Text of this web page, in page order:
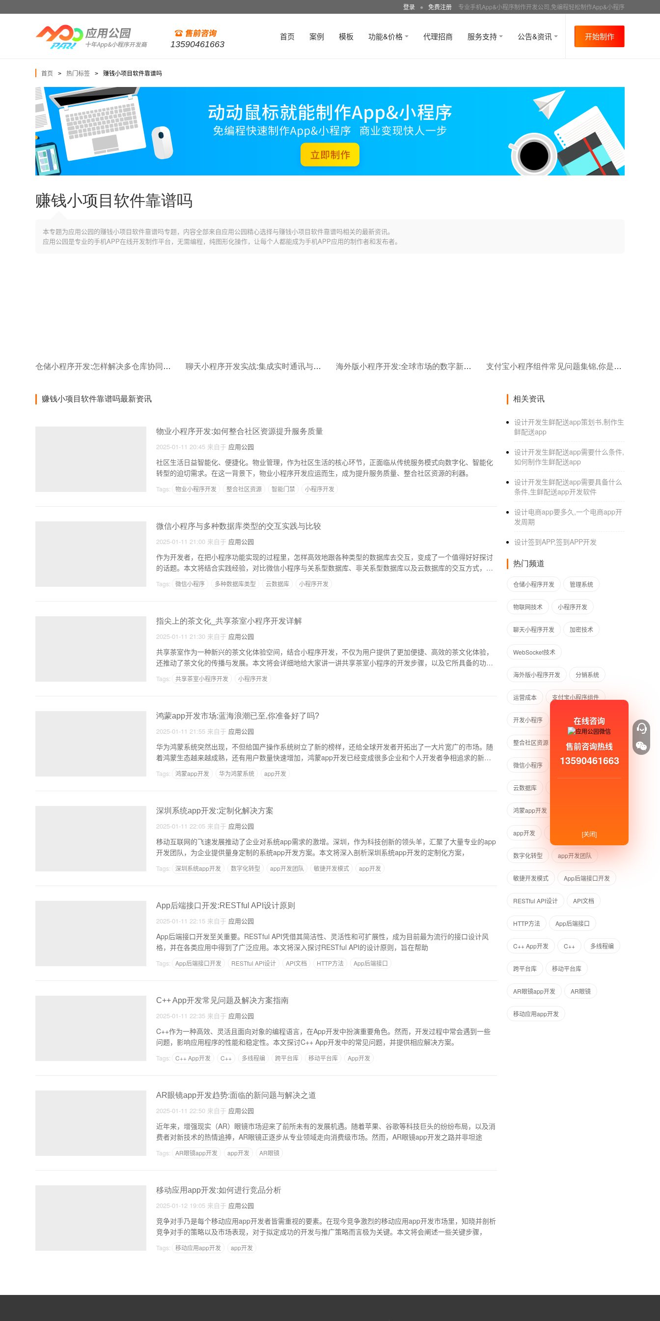
登录 ● 免费注册 专业手机App&小程序制作开发公司,免编程轻松制作App&小程序
13590461663
首页 案例 模板 功能&价格 代理招商 服务支持 公告&资讯 开始制作
首页 > 热门标签 > 赚钱小项目软件靠谱吗
赚钱小项目软件靠谱吗
本专题为应用公园的赚钱小项目软件靠谱吗专题，内容全部来自应用公园精心选择与赚钱小项目软件靠谱吗相关的最新资讯。
应用公园是专业的手机APP在线开发制作平台，无需编程，纯图形化操作，让每个人都能成为手机APP应用的制作者和发布者。
仓储小程序开发:怎样解决多仓库协同管理问题? 聊天小程序开发实战:集成实时通讯与消息加密 海外版小程序开发:全球市场的数字新门户 支付宝小程序组件常见问题集锦,你是否也遇到过?
赚钱小项目软件靠谱吗最新资讯
物业小程序开发:如何整合社区资源提升服务质量
2025-01-11 20:45 来自于 应用公园
社区生活日益智能化、便捷化。物业管理，作为社区生活的核心环节，正面临从传统服务模式向数字化、智能化
转型的迫切需求。在这一背景下，物业小程序开发应运而生，成为提升服务质量、整合社区资源的利器。
Tags: 物业小程序开发 整合社区资源 智能门禁 小程序开发
微信小程序与多种数据库类型的交互实践与比较
2025-01-11 21:00 来自于 应用公园
作为开发者，在把小程序功能实现的过程里，怎样高效地跟各种类型的数据库去交互，变成了一个值得好好探讨
的话题。本文将结合实践经验，对比微信小程序与关系型数据库、非关系型数据库以及云数据库的交互方式，为
Tags: 微信小程序 多种数据库类型 云数据库 小程序开发
指尖上的茶文化_共享茶室小程序开发详解
2025-01-11 21:30 来自于 应用公园
共享茶室作为一种新兴的茶文化体验空间，结合小程序开发，不仅为用户提供了更加便捷、高效的茶文化体验，
还推动了茶文化的传播与发展。本文将会详细地给大家讲一讲共享茶室小程序的开发步骤，以及它所具备的功能
Tags: 共享茶室小程序开发 小程序开发
鸿蒙app开发市场:蓝海浪潮已至,你准备好了吗?
2025-01-11 21:55 来自于 应用公园
华为鸿蒙系统突然出现，不但给国产操作系统树立了新的榜样，还给全球开发者开拓出了一大片宽广的市场。随
着鸿蒙生态越来越成熟，还有用户数量快速增加，鸿蒙app开发已经变成很多企业和个人开发者争相追求的新机
Tags: 鸿蒙app开发 华为鸿蒙系统 app开发
深圳系统app开发:定制化解决方案
2025-01-11 22:05 来自于 应用公园
移动互联网的飞速发展推动了企业对系统app需求的激增。深圳，作为科技创新的领头羊，汇聚了大量专业的app
开发团队，为企业提供量身定制的系统app开发方案。本文将深入剖析深圳系统app开发的定制化方案，
Tags: 深圳系统app开发 数字化转型 app开发团队 敏捷开发模式 app开发
App后端接口开发:RESTful API设计原则
2025-01-11 22:15 来自于 应用公园
App后端接口开发至关重要。RESTful API凭借其简洁性、灵活性和可扩展性，成为目前最为流行的接口设计风
格，并在各类应用中得到了广泛应用。本文将深入探讨RESTful API的设计原则，旨在帮助
Tags: App后端接口开发 RESTful API设计 API文档 HTTP方法 App后端接口
C++ App开发常见问题及解决方案指南
2025-01-11 22:35 来自于 应用公园
C++作为一种高效、灵活且面向对象的编程语言，在App开发中扮演重要角色。然而，开发过程中常会遇到一些
问题，影响应用程序的性能和稳定性。本文探讨C++ App开发中的常见问题，并提供相应解决方案。
Tags: C++ App开发 C++ 多线程编 跨平台库 移动平台库 App开发
AR眼镜app开发趋势:面临的新问题与解决之道
2025-01-11 22:50 来自于 应用公园
近年来，增强现实（AR）眼镜市场迎来了前所未有的发展机遇。随着苹果、谷歌等科技巨头的纷纷布局，以及消
费者对新技术的热情追捧，AR眼镜正逐步从专业领域走向消费级市场。然而，AR眼镜app开发之路并非坦途
Tags: AR眼镜app开发 app开发 AR眼镜
移动应用app开发:如何进行竞品分析
2025-01-12 19:05 来自于 应用公园
竞争对手乃是每个移动应用app开发者皆需重视的要素。在现今竞争激烈的移动应用app开发市场里，知晓并剖析
竞争对手的策略以及市场表现，对于拟定成功的开发与推广策略而言极为关键。本文将会阐述一些关键步骤，
Tags: 移动应用app开发 app开发
相关资讯
设计开发生鲜配送app策划书,制作生
鲜配送app
设计开发生鲜配送app需要什么条件,
如何制作生鲜配送app
设计开发生鲜配送app需要具备什么
条件,生鲜配送app开发软件
设计电商app要多久,一个电商app开
发周期
设计签到APP,签到APP开发
热门频道
仓储小程序开发 管理系统
物联网技术 小程序开发
聊天小程序开发 加密技术
WebSocket技术
海外版小程序开发 分销系统
运营成本 支付宝小程序组件
开发小程序 物业小程序开发
整合社区资源 智能门禁
微信小程序 多种数据库类型
云数据库
鸿蒙app开发
app开发 深圳系统app开发
数字化转型 app开发团队
敏捷开发模式 App后端接口开发
RESTful API设计 API文档
HTTP方法 App后端接口
C++ App开发 C++ 多线程编
跨平台库 移动平台库
AR眼镜app开发 AR眼镜
移动应用app开发
在线咨询
售前咨询热线
13590461663
[关闭]